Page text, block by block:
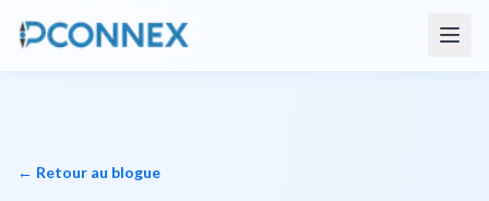
← Retour au blogue